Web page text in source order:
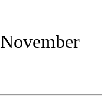
November